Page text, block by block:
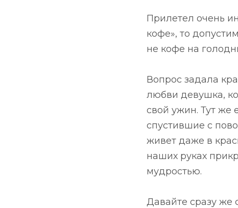
Прилетел очень
кофе», то
не кофе на
Вопрос задала
любви девушка,
свой ужин. Тут же
спустившие с
живет даже в
наших руках
мудростью.
Давайте сразу же